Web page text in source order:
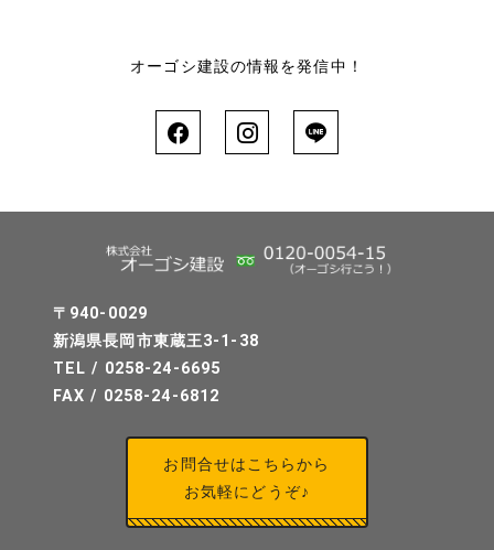
オーゴシ建設の情報を発信中！
〒940-0029
新潟県長岡市東蔵王3-1-38
TEL / 0258-24-6695
FAX / 0258-24-6812
お問合せはこちらから
お気軽にどうぞ♪